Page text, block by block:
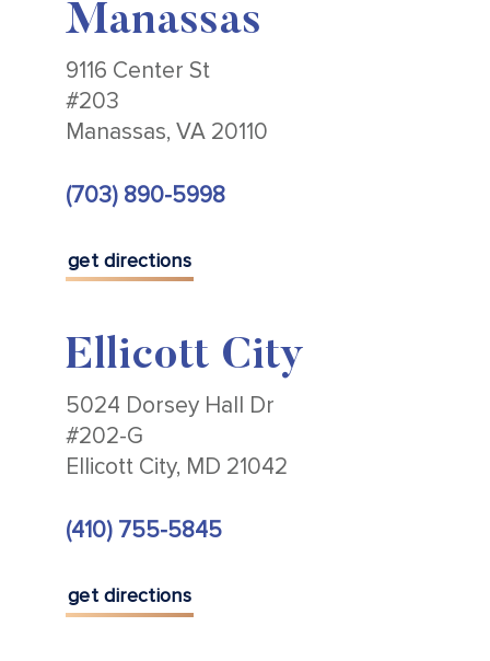
Manassas
9116 Center St
#203
Manassas, VA 20110
(703) 890-5998
get directions
Ellicott City
5024 Dorsey Hall Dr
#202-G
Ellicott City, MD 21042
(410) 755-5845
get directions